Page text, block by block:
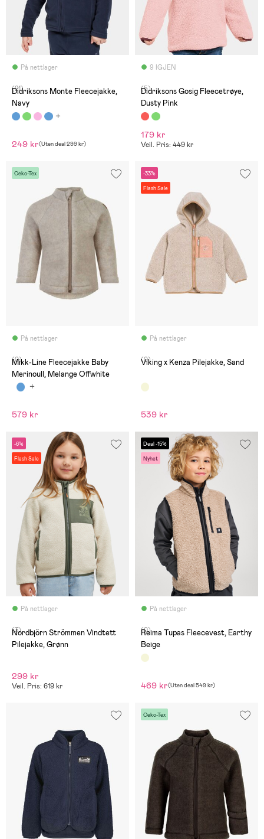
På nettlager
(21)
Didriksons Monte Fleecejakke,
Navy
249 kr(Uten deal299 kr)
9 IGJEN
(5)
Didriksons Gosig Fleecetrøye,
Dusty Pink
179 kr
Veil. Pris: 449 kr
Oeko-Tex
På nettlager
(0)
Mikk-Line Fleecejakke Baby
Merinoull, Melange Offwhite
579 kr
-33%
Flash Sale
På nettlager
(0)
Viking x Kenza Pilejakke, Sand
539 kr
-6%
Flash Sale
På nettlager
(3)
Nordbjörn Strömmen Vindtett
Pilejakke, Grønn
299 kr
Veil. Pris: 619 kr
Deal -15%
Nyhet
På nettlager
(0)
Reima Tupas Fleecevest, Earthy
Beige
469 kr(Uten deal549 kr)
Oeko-Tex